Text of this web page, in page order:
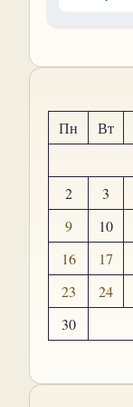
Пн
Вт
2
3
9
10
16
17
23
24
30